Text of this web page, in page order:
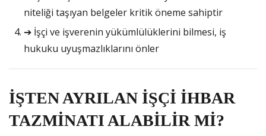
niteliği taşıyan belgeler kritik öneme sahiptir
➔ İşçi ve işverenin yükümlülüklerini bilmesi, iş
hukuku uyuşmazlıklarını önler
İŞTEN AYRILAN İŞÇİ İHBAR
TAZMİNATI ALABİLİR Mİ?